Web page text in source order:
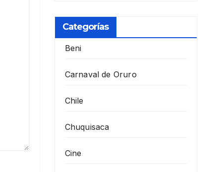
Categorías
Beni
Carnaval de Oruro
Chile
Chuquisaca
Cine